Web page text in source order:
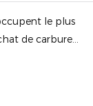
le plus
de carbure